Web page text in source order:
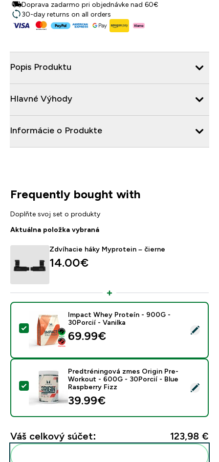
Doprava zadarmo pri objednávke nad 60€
30-day returns on all orders
Popis Produktu
Hlavné Výhody
Informácie o Produkte
Frequently bought with
Doplňte svoj set o produkty
Aktuálna položka vybraná
Zdvíhacie háky Myprotein – čierne
14.00€‎
Vybrať tento produkt - Impact Whey Proteín - 900G
Impact Whey Proteín - 900G -
30Porcií - Vanilka
69.99€‎
Vybrať tento produkt - Predtréningová zmes Origin
Predtréningová zmes Origin Pre-
Workout - 600G - 30Porcií - Blue
Raspberry Fizz
39.99€‎
Váš celkový súčet: 123,98 €‎